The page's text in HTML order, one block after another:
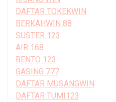
DAFTAR TOKEKWIN
BERKAHWIN 88
SUSTER 123
AIR 168
BENTO 123
GASING 777
DAFTAR MUSANGWIN
DAFTAR TUMI123